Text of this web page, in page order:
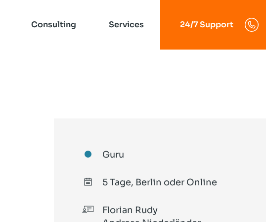
Dovecot
POP3 und IMAP
Consulting Services
Spamfilter-Service
24/7 Support
Guru
5 Tage, Berlin oder Online
Florian Rudy